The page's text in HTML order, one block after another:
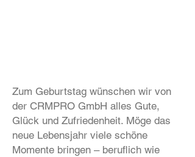
Zum Geburtstag wünschen wir von
der CRMPRO GmbH alles Gute,
Glück und Zufriedenheit. Möge das
neue Lebensjahr viele schöne
Momente bringen – beruflich wie